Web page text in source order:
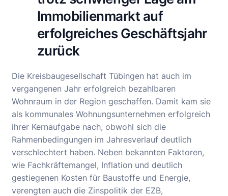
Immobilienmarkt auf
erfolgreiches Geschäftsjahr
zurück
Die Kreisbaugesellschaft Tübingen hat auch im
vergangenen Jahr erfolgreich bezahlbaren
Wohnraum in der Region geschaffen. Damit kam sie
als kommunales Wohnungsunternehmen erfolgreich
ihrer Kernaufgabe nach, obwohl sich die
Rahmenbedingungen im Jahresverlauf deutlich
verschlechtert haben. Neben bekannten Faktoren,
wie Fachkräftemangel, Inflation und deutlich
gestiegenen Kosten für Baustoffe und Energie,
verengten auch die Zinspolitik der EZB,